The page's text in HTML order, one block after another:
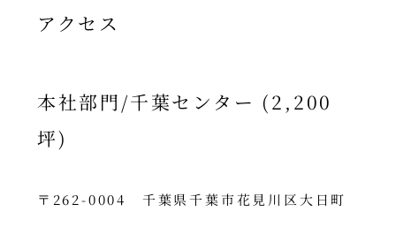
アクセス
本社部門/千葉センター (2,200
坪)
〒262-0004 千葉県千葉市花見川区大日町